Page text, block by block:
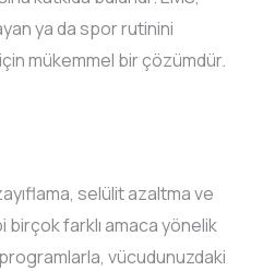
ya da spor rutinini
mükemmel bir çözümdür.
selülit azaltma ve
birçok farklı amaca yönelik
vücudunuzdaki